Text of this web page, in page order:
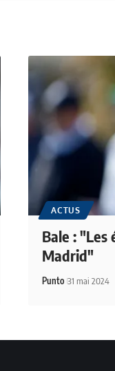
ACTUS
Bale : "Les
Madrid"
Punto 31 mai 2024